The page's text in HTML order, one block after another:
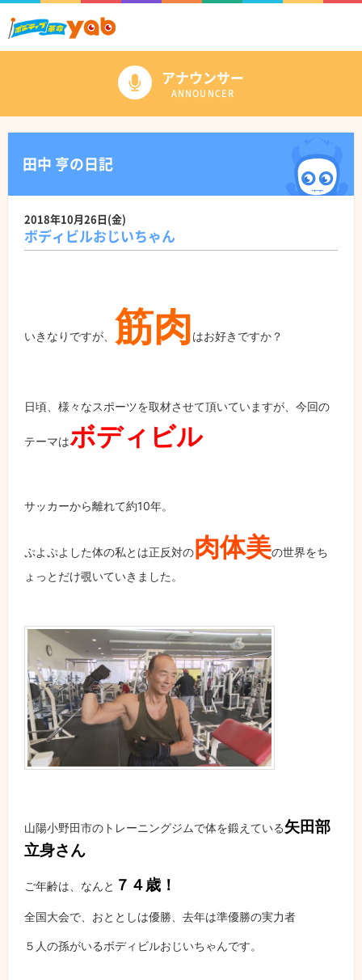
アナウンサー
ANNOUNCER
田中 亨の日記
2018年10月26日(金)
ボディビルおじいちゃん
いきなりですが、 筋肉はお好きですか？
日頃、様々なスポーツを取材させて頂いていますが、今回の
テーマはボディビル
サッカーから離れて約10年。
ぷよぷよした体の私とは正反対の肉体美の世界をち
ょっとだけ覗いていきました。
山陽小野田市のトレーニングジムで体を鍛えている矢田部
立身さん
ご年齢は、なんと ７４歳！
全国大会で、おととしは優勝、去年は準優勝の実力者
５人の孫がいるボディビルおじいちゃんです。